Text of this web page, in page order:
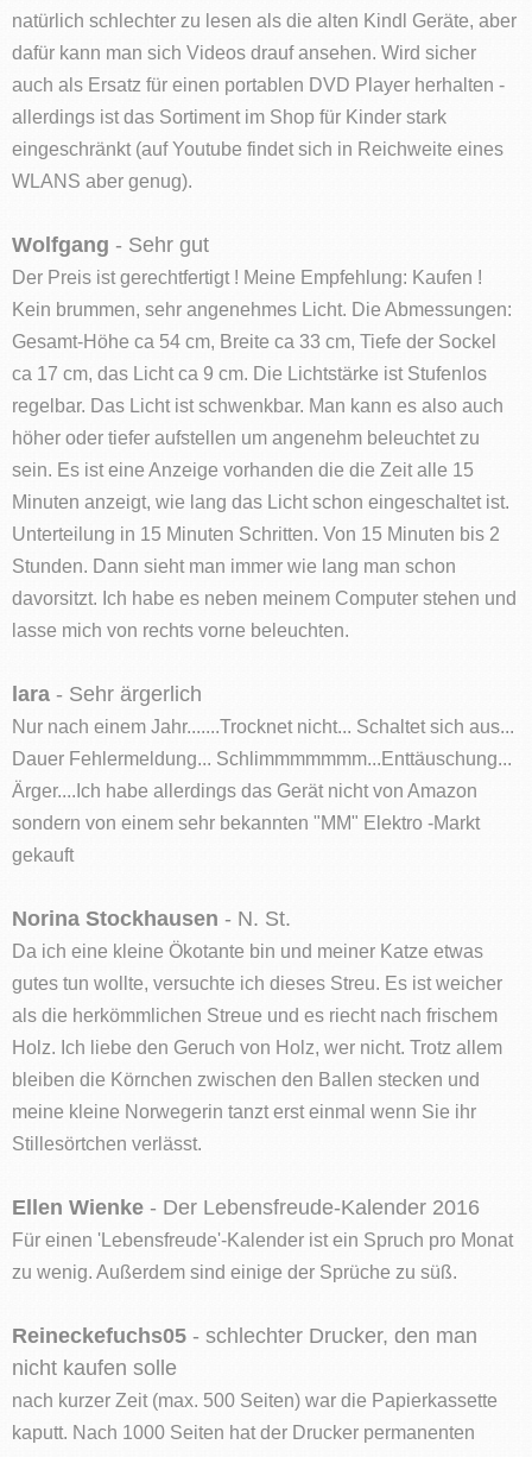
natürlich schlechter zu lesen als die alten Kindl Geräte, aber
dafür kann man sich Videos drauf ansehen. Wird sicher
auch als Ersatz für einen portablen DVD Player herhalten -
allerdings ist das Sortiment im Shop für Kinder stark
eingeschränkt (auf Youtube findet sich in Reichweite eines
WLANS aber genug).
Wolfgang - Sehr gut
Der Preis ist gerechtfertigt ! Meine Empfehlung: Kaufen !
Kein brummen, sehr angenehmes Licht. Die Abmessungen:
Gesamt-Höhe ca 54 cm, Breite ca 33 cm, Tiefe der Sockel
ca 17 cm, das Licht ca 9 cm. Die Lichtstärke ist Stufenlos
regelbar. Das Licht ist schwenkbar. Man kann es also auch
höher oder tiefer aufstellen um angenehm beleuchtet zu
sein. Es ist eine Anzeige vorhanden die die Zeit alle 15
Minuten anzeigt, wie lang das Licht schon eingeschaltet ist.
Unterteilung in 15 Minuten Schritten. Von 15 Minuten bis 2
Stunden. Dann sieht man immer wie lang man schon
davorsitzt. Ich habe es neben meinem Computer stehen und
lasse mich von rechts vorne beleuchten.
lara - Sehr ärgerlich
Nur nach einem Jahr.......Trocknet nicht... Schaltet sich aus...
Dauer Fehlermeldung... Schlimmmmmmm...Enttäuschung...
Ärger....Ich habe allerdings das Gerät nicht von Amazon
sondern von einem sehr bekannten "MM" Elektro -Markt
gekauft
Norina Stockhausen - N. St.
Da ich eine kleine Ökotante bin und meiner Katze etwas
gutes tun wollte, versuchte ich dieses Streu. Es ist weicher
als die herkömmlichen Streue und es riecht nach frischem
Holz. Ich liebe den Geruch von Holz, wer nicht. Trotz allem
bleiben die Körnchen zwischen den Ballen stecken und
meine kleine Norwegerin tanzt erst einmal wenn Sie ihr
Stillesörtchen verlässt.
Ellen Wienke - Der Lebensfreude-Kalender 2016
Für einen 'Lebensfreude'-Kalender ist ein Spruch pro Monat
zu wenig. Außerdem sind einige der Sprüche zu süß.
Reineckefuchs05 - schlechter Drucker, den man
nicht kaufen solle
nach kurzer Zeit (max. 500 Seiten) war die Papierkassette
kaputt. Nach 1000 Seiten hat der Drucker permanenten